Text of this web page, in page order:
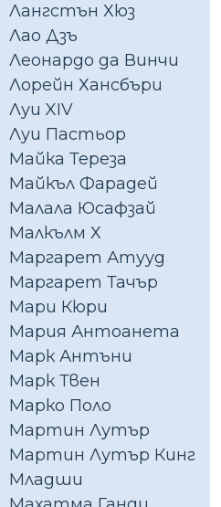
Лангстън Хюз
Лао Дзъ
Леонардо да Винчи
Лорейн Хансбъри
Луи XIV
Луи Пастьор
Майка Тереза
Майкъл Фарадей
Малала Юсафзай
Малкълм Х
Маргарет Атууд
Маргарет Тачър
Мари Кюри
Мария Антоанета
Марк Антъни
Марк Твен
Марко Поло
Мартин Лутър
Мартин Лутър Кинг
Младши